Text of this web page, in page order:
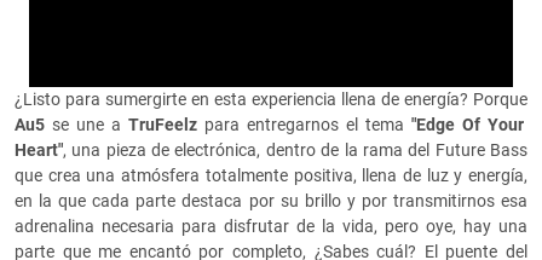
¿Listo para sumergirte en esta experiencia llena de energía? Porque
Au5 se une a TruFeelz para entregarnos el tema "Edge Of Your
Heart", una pieza de electrónica, dentro de la rama del Future Bass
que crea una atmósfera totalmente positiva, llena de luz y energía,
en la que cada parte destaca por su brillo y por transmitirnos esa
adrenalina necesaria para disfrutar de la vida, pero oye, hay una
parte que me encantó por completo, ¿Sabes cuál? El puente del